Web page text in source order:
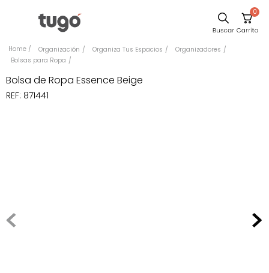
0
Organización Organiza Tus Espacios
Organizadores
Bolsas para Ropa
Bolsa de Ropa Essence Beige
REF: 871441
Comedor
Escritorio